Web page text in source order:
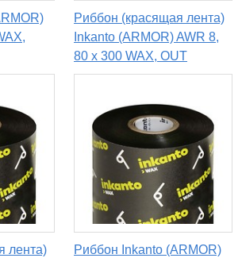
Риббон (красящая лента)
Inkanto (ARMOR) AWR 8,
80 х 300 WAX, OUT
лента)
Риббон Inkanto (ARMOR)